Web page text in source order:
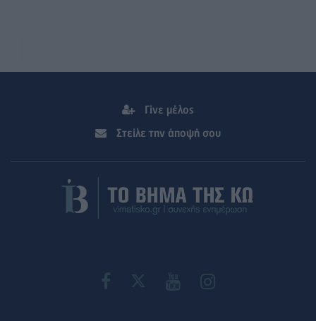
Γίνε μέλος
Στείλε την άποψή σου